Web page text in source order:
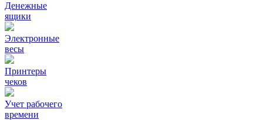
Денежные
ящики
Электронные
весы
Принтеры
чеков
Учет рабочего
времени